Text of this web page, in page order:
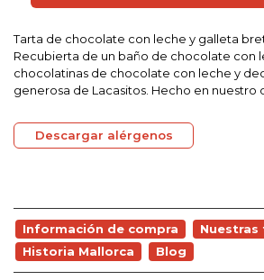
Tarta de chocolate con leche y galleta
Recubierta de un baño de chocolate con
chocolatinas de chocolate con leche y
generosa de Lacasitos. Hecho en nuestro
Descargar alérgenos
Información de compra
Nuestras
Historia Mallorca
Blog